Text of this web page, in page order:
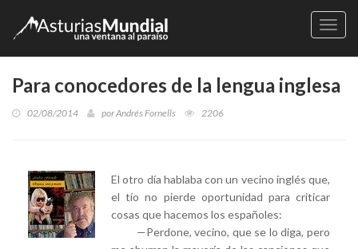
Para conocedores de la lengua inglesa
02/08/2014 porAndrés Fornells 2206
El otro día hablaba con un vecino inglés que,
el tío no pierde oportunidad para criticar
cosas que hacemos los españoles:
—Perdone, vecino, que se lo diga, pero